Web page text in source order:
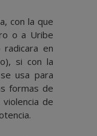
con la que
o a Uribe
en
si con la
usa para
formas de
de